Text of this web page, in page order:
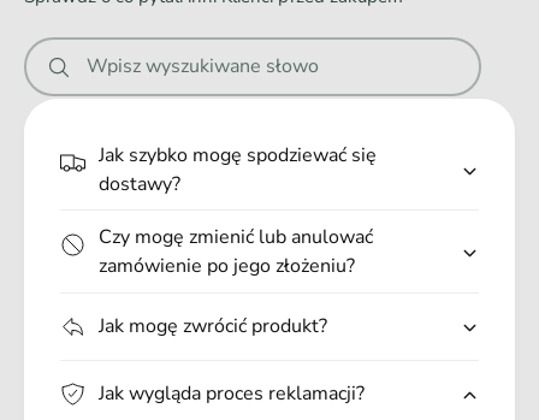
i
e
Wpisz wyszukiwane słowo
Jak szybko mogę spodziewać się
dostawy?
Czy mogę zmienić lub anulować
zamówienie po jego złożeniu?
Jak mogę zwrócić produkt?
Jak wygląda proces reklamacji?